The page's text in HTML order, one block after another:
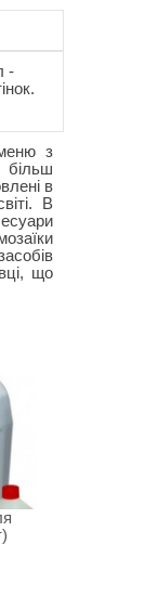
-
з
в
В
що